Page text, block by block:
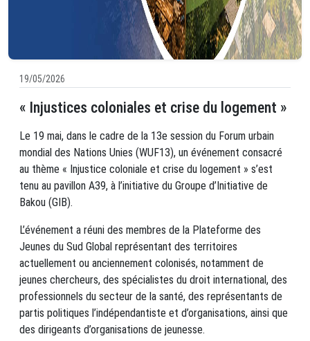
19/05/2026
« Injustices coloniales et crise du logement »
Le 19 mai, dans le cadre de la 13e session du Forum urbain
mondial des Nations Unies (WUF13), un événement consacré
au thème « Injustice coloniale et crise du logement » s’est
tenu au pavillon A39, à l’initiative du Groupe d’Initiative de
Bakou (GIB).
L’événement a réuni des membres de la Plateforme des
Jeunes du Sud Global représentant des territoires
actuellement ou anciennement colonisés, notamment de
jeunes chercheurs, des spécialistes du droit international, des
professionnels du secteur de la santé, des représentants de
partis politiques l’indépendantiste et d’organisations, ainsi que
des dirigeants d’organisations de jeunesse.